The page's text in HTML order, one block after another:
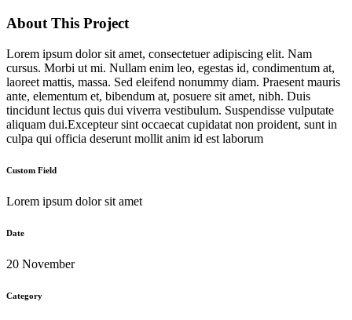
About This Project
Lorem ipsum dolor sit amet, consectetuer adipiscing elit. Nam
cursus. Morbi ut mi. Nullam enim leo, egestas id, condimentum at,
laoreet mattis, massa. Sed eleifend nonummy diam. Praesent mauris
ante, elementum et, bibendum at, posuere sit amet, nibh. Duis
tincidunt lectus quis dui viverra vestibulum. Suspendisse vulputate
aliquam dui.Excepteur sint occaecat cupidatat non proident, sunt in
culpa qui officia deserunt mollit anim id est laborum
Custom Field
Lorem ipsum dolor sit amet
Date
20 November
Category